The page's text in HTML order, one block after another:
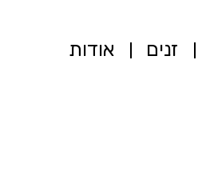
זנים אודות